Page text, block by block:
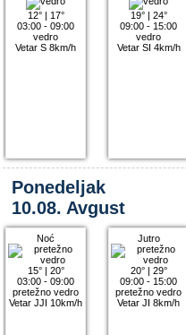
12°| 17°
03:00 - 09:00
vedro
Vetar S 8km/h
19°| 24°
09:00 - 15:00
vedro
Vetar SI 4km/h
Ponedeljak
10.08. Avgust
Noć
15°| 20°
03:00 - 09:00
pretežno vedro
Vetar JJI 10km/h
Jutro
20°| 29°
09:00 - 15:00
pretežno vedro
Vetar JI 8km/h